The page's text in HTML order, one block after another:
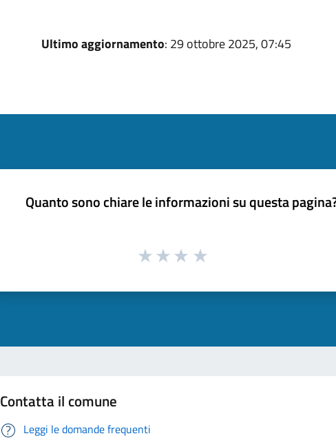
Ultimo aggiornamento: 29 ottobre 2025, 07:45
Quanto sono chiare le informazioni su questa
Contatta il comune
Leggi le domande frequenti